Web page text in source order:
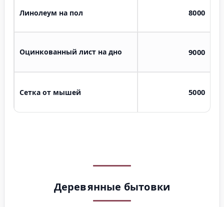
Линолеум на пол 8000
Оцинкованный лист на дно 9000
Сетка от мышей 5000
Деревянные бытовки